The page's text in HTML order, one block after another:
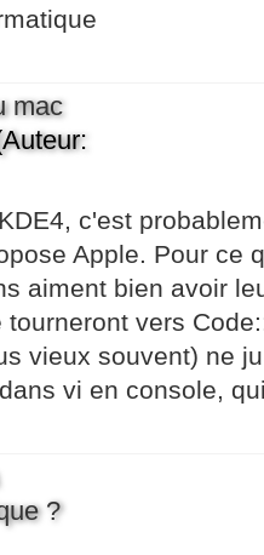
mac
c'est
Apple. Pour ce
aiment bien avoir
vers
vieux souvent) ne
vi en console,
?